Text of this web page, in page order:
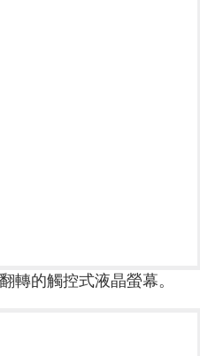
轉的觸控式液晶螢幕。